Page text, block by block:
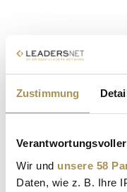
Zustimmung
Wir und unsere 58
Daten, wie z. B. Ihre